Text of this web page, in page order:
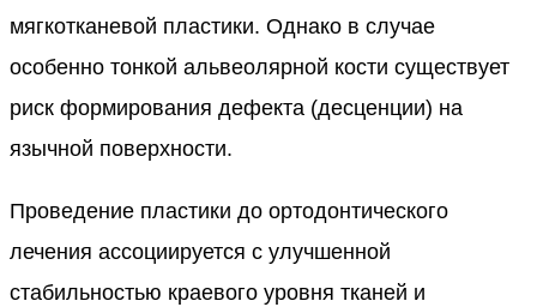
мягкотканевой пластики. Однако в случае
особенно тонкой альвеолярной кости существует
риск формирования дефекта (десценции) на
язычной поверхности.
Проведение пластики до ортодонтического
лечения ассоциируется с улучшенной
стабильностью краевого уровня тканей и